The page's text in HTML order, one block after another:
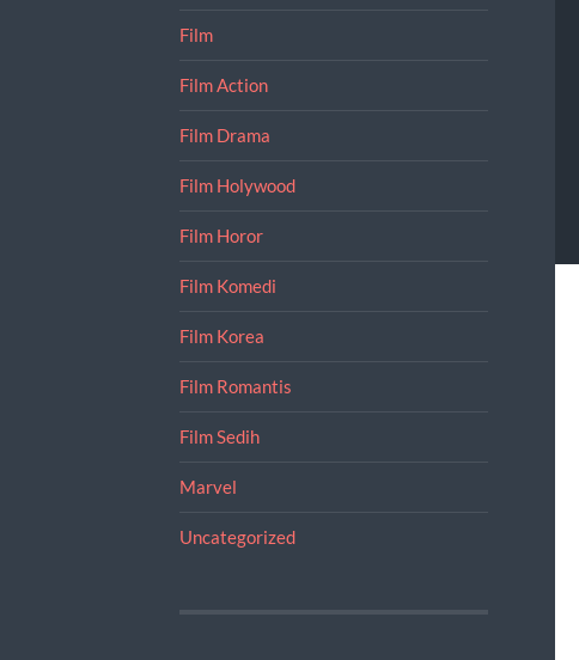
Film
Film Action
Film Drama
Film Holywood
Film Horor
Film Komedi
Film Korea
Film Romantis
Film Sedih
Marvel
Uncategorized